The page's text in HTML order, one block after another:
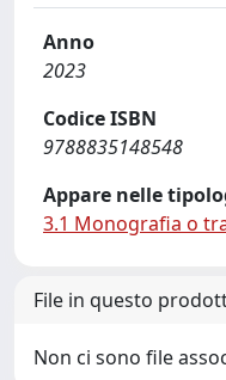
Anno
2023
Codice ISBN
9788835148548
Appare nelle
3.1 Monografia o
File in questo
Non ci sono file